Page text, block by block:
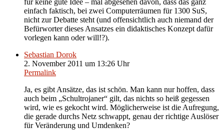
einfach faktisch, bei zwei Computerräumen für 1300 SuS,
nicht zur Debatte steht (und offensichtlich auch niemand der
Befürworter dieses Ansatzes ein didaktisches Konzept dafür
vorlegen kann oder will!?).
Sebastian Dorok
2. November 2011 um 13:26 Uhr
Permalink
Ja, es gibt Ansätze, das ist schön. Man kann nur hoffen, dass
auch beim „Schultrojaner“ gilt, das nichts so heiß gegessen
wird, wie es gekocht wird. Möglicherweise ist die Aufregung,
die gerade durchs Netz schwappt, genau der richtige Auslöser
für Veränderung und Umdenken?